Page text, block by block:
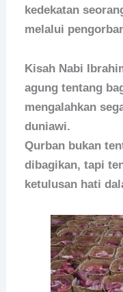
kedekatan
melalui
Kisah Nabi
agung tentang
mengalahkan
duniawi.
Qurban bukan
dibagikan, tapi
ketulusan hati